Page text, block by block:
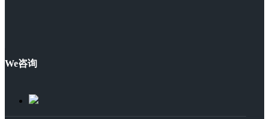
We咨询